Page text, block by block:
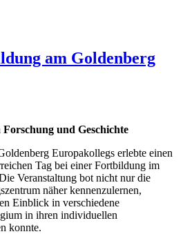
am Goldenberg
und Geschichte
Europakollegs erlebte einen
Tag bei einer Fortbildung im
Veranstaltung bot nicht nur die
näher kennenzulernen,
Einblick in verschiedene
in ihren individuellen
konnte.